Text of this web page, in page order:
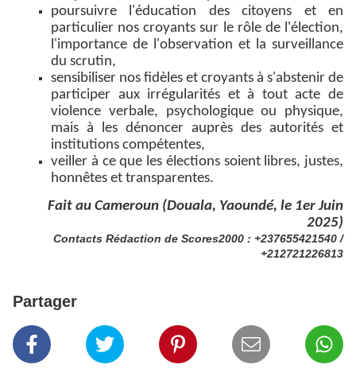
poursuivre l'éducation des citoyens et en
particulier nos croyants sur le rôle de l'élection,
l'importance de l'observation et la surveillance
du scrutin,
sensibiliser nos fidèles et croyants à s'abstenir de
participer aux irrégularités et à tout acte de
violence verbale, psychologique ou physique,
mais à les dénoncer auprès des autorités et
institutions compétentes,
veiller à ce que les élections soient libres, justes,
honnêtes et transparentes.
Fait au Cameroun (Douala, Yaoundé, le 1er Juin
2025)
Contacts Rédaction de Scores2000 : +237655421540 /
+212721226813
Partager